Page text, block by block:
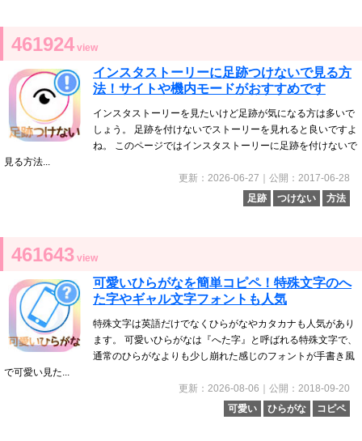
461924 view
インスタストーリーに足跡つけないで見る方
法！サイトや機内モードがおすすめです
インスタストーリーを見たいけど足跡が気になる方は多いで
しょう。 足跡を付けないでストーリーを見れると良いですよ
ね。 このページではインスタストーリーに足跡を付けないで
見る方法...
更新：2026-06-27｜公開：2017-06-28
足跡
つけない 方法
461643 view
可愛いひらがなを簡単コピペ！特殊文字のへ
た字やギャル文字フォントも人気
特殊文字は英語だけでなくひらがなやカタカナも人気があり
ます。 可愛いひらがなは『へた字』と呼ばれる特殊文字で、
通常のひらがなよりも少し崩れた感じのフォントが手書き風
で可愛い見た...
更新：2026-08-06｜公開：2018-09-20
可愛い
ひらがな コピペ